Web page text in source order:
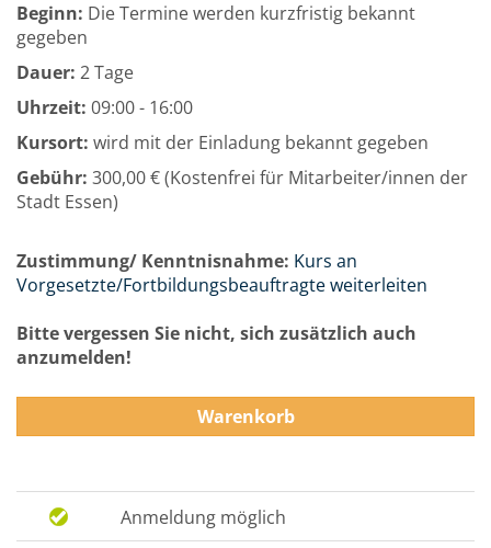
Beginn: Die Termine werden kurzfristig bekannt
gegeben
Dauer: 2 Tage
Uhrzeit: 09:00 - 16:00
Kursort: wird mit der Einladung bekannt gegeben
Gebühr: 300,00 € (Kostenfrei für Mitarbeiter/innen der
Stadt Essen)
Zustimmung/ Kenntnisnahme: Kurs an
Vorgesetzte/Fortbildungsbeauftragte weiterleiten
Bitte vergessen Sie nicht, sich zusätzlich auch
anzumelden!
Warenkorb
Anmeldung möglich